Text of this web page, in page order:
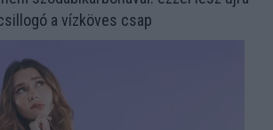
a vízköves csap